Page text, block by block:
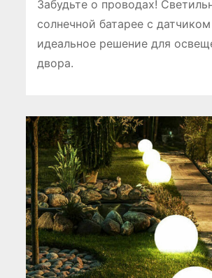
Забудьте о проводах!
солнечной батарее с
идеальное решение для
двора.